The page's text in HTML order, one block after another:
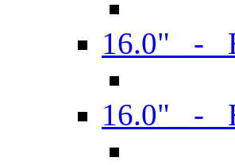
16.0" -
16.0" -